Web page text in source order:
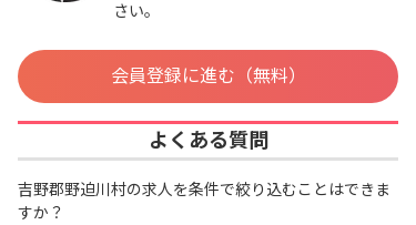
さい。
会員登録に進む（無料）
よくある質問
吉野郡野迫川村の求人を条件で絞り込むことはできま
すか？